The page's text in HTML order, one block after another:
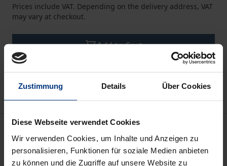
Zustimmung Details Über Cookies
Diese Webseite verwendet Cookies
Wir verwenden Cookies, um Inhalte und Anzeigen zu
personalisieren, Funktionen für soziale Medien anbieten
zu können und die Zugriffe auf unsere Website zu
Prices include VAT. Depending on the delivery address, VAT
may vary at checkout.
Add to Cart
Add to Wish List
Delivery cost notice
Description
Die Gaswirtschaft entstand als erster